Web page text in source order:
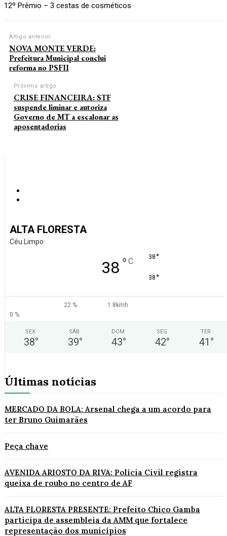
12º Prêmio – 3 cestas de cosméticos
Artigo anterior
NOVA MONTE VERDE:
Prefeitura Municipal conclui
reforma no PSFII
Próximo artigo
CRISE FINANCEIRA: STF
suspende liminar e autoriza
Governo de MT a escalonar as
aposentadorias
ALTA FLORESTA
Céu Limpo
38 ° C 38 °
38 °
22 %
1.8kmh
0 %
SEX
38°
SÁB
39°
DOM
43°
SEG
42°
TER
41 °
Últimas notícias
MERCADO DA BOLA: Arsenal chega a um acordo para
ter Bruno Guimarães
Peça chave
AVENIDA ARIOSTO DA RIVA: Polícia Civil registra
queixa de roubo no centro de AF
ALTA FLORESTA PRESENTE: Prefeito Chico Gamba
participa de assembleia da AMM que fortalece
representação dos municípios